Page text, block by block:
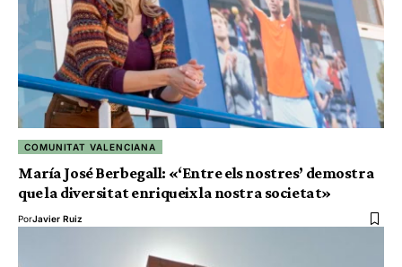
COMUNITAT VALENCIANA
María José Berbegall: «‘Entre els nostres’ demostra
que la diversitat enriqueix la nostra societat»
PorJavier Ruiz